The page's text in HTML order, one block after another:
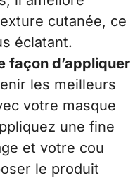
cutanée, ce
éclatant.
façon d’appliquer
les meilleurs
votre masque
une fine
et votre cou
le produit